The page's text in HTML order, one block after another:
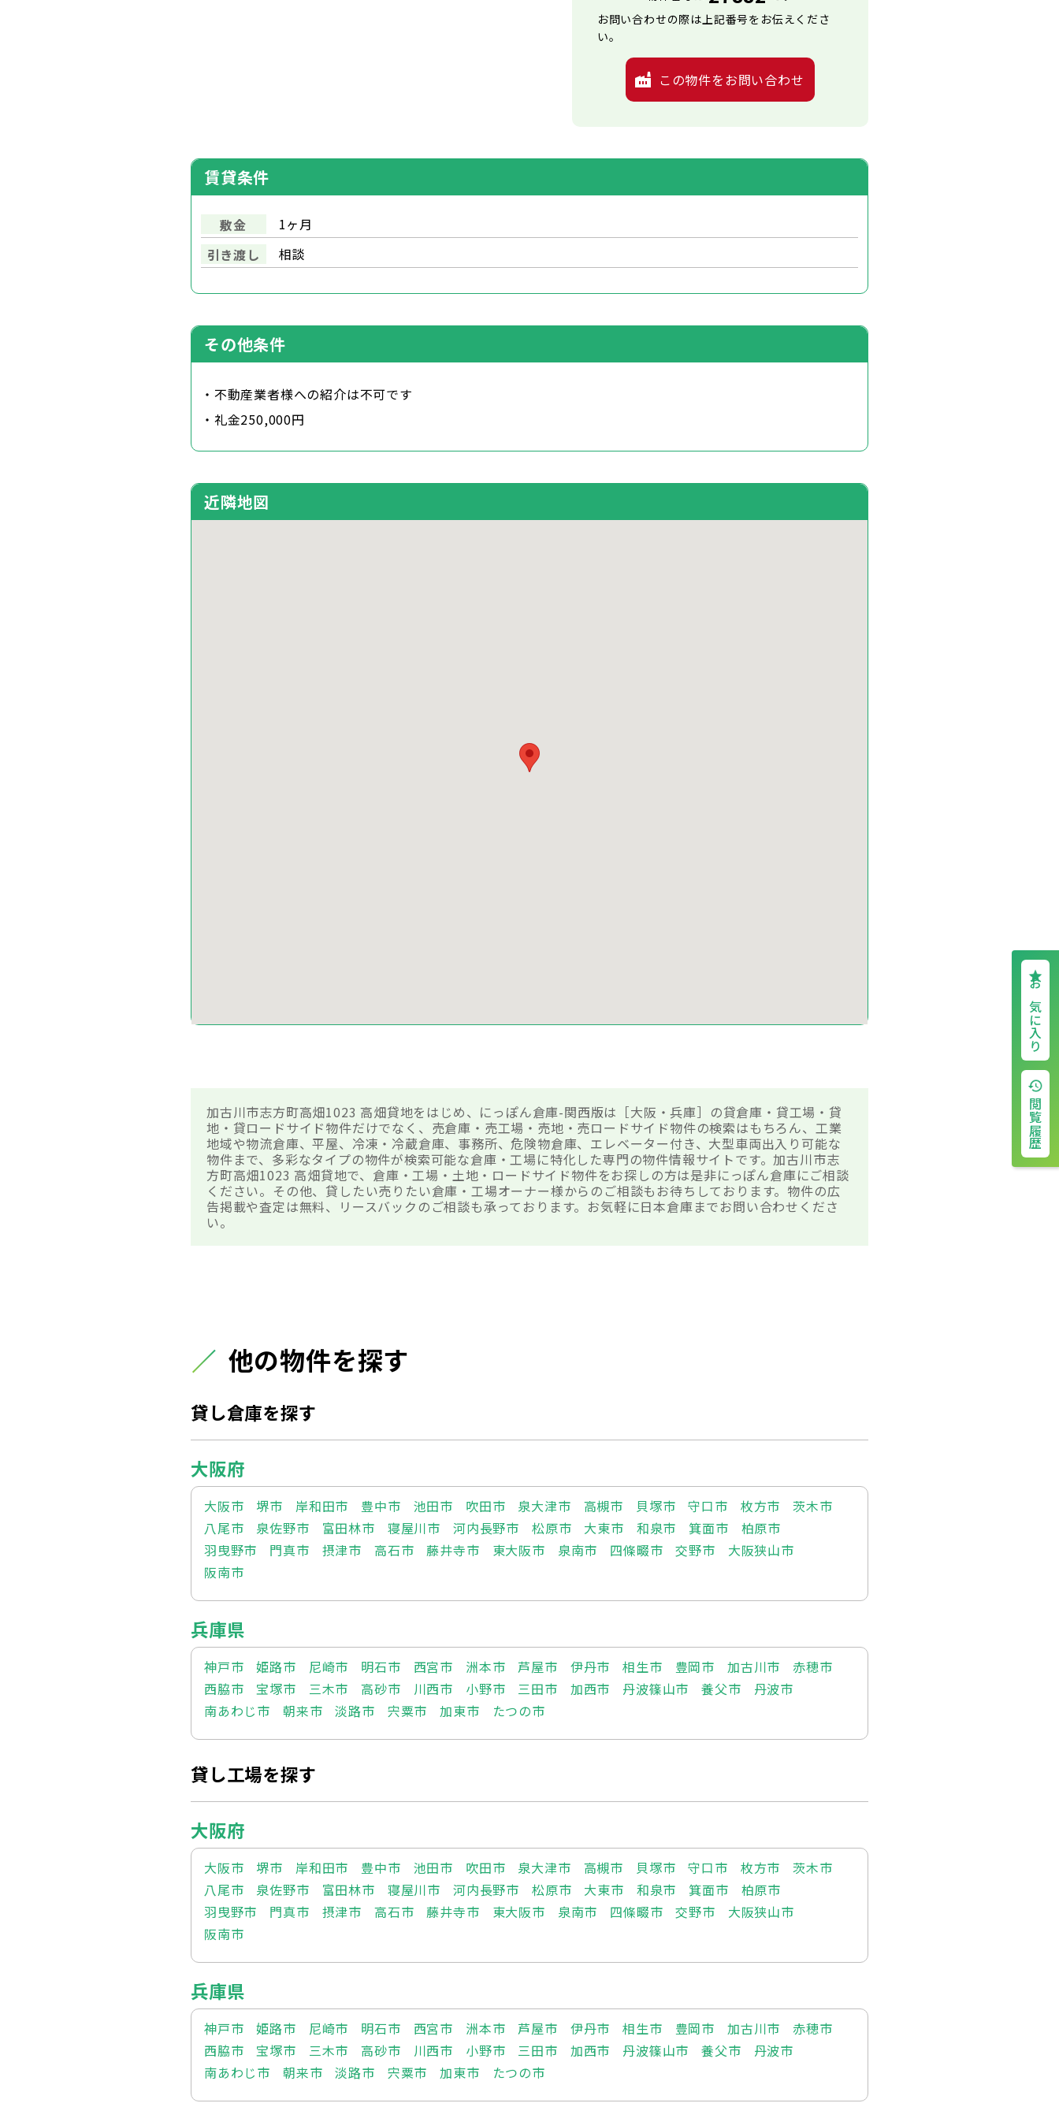
お気に入り
閲覧履歴
お問い合わせの際は上記番号をお伝えくださ
い。
この物件をお問い合わせ
賃貸条件
敷金
1ヶ月
引き渡し
相談
その他条件
・不動産業者様への紹介は不可です
・礼金250,000円
近隣地図
加古川市志方町高畑1023 高畑貸地をはじめ、にっぽん倉庫-関西版は［大阪・兵庫］の貸倉庫・貸工場・貸
地・貸ロードサイド物件だけでなく、売倉庫・売工場・売地・売ロードサイド物件の検索はもちろん、工業
地域や物流倉庫、平屋、冷凍・冷蔵倉庫、事務所、危険物倉庫、エレベーター付き、大型車両出入り可能な
物件まで、多彩なタイプの物件が検索可能な倉庫・工場に特化した専門の物件情報サイトです。加古川市志
方町高畑1023 高畑貸地で、倉庫・工場・土地・ロードサイド物件をお探しの方は是非にっぽん倉庫にご相談
ください。その他、貸したい売りたい倉庫・工場オーナー様からのご相談もお待ちしております。物件の広
告掲載や査定は無料、リースバックのご相談も承っております。お気軽に日本倉庫までお問い合わせくださ
い。
他の物件を探す
貸し倉庫を探す
大阪府
大阪市 堺市 岸和田市 豊中市 池田市 吹田市 泉大津市 高槻市 貝塚市 守口市 枚方市
茨木市
八尾市
泉佐野市 富田林市 寝屋川市 河内長野市 松原市 大東市 和泉市 箕面市
柏原市
羽曳野市
門真市 摂津市 高石市 藤井寺市 東大阪市 泉南市 四條畷市 交野市
大阪狭山市
阪南市
兵庫県
神戸市 姫路市 尼崎市 明石市 西宮市 洲本市 芦屋市 伊丹市 相生市 豊岡市 加古川市
赤穂市
西脇市
宝塚市 三木市 高砂市 川西市 小野市 三田市 加西市 丹波篠山市 養父市
丹波市
南あわじ市
朝来市 淡路市 宍粟市 加東市 たつの市
貸し工場を探す
大阪府
大阪市 堺市 岸和田市 豊中市 池田市 吹田市 泉大津市 高槻市 貝塚市 守口市 枚方市
茨木市
八尾市
泉佐野市 富田林市 寝屋川市 河内長野市 松原市 大東市 和泉市 箕面市
柏原市
羽曳野市
門真市 摂津市 高石市 藤井寺市 東大阪市 泉南市 四條畷市 交野市
大阪狭山市
阪南市
兵庫県
神戸市 姫路市 尼崎市 明石市 西宮市 洲本市 芦屋市 伊丹市 相生市 豊岡市 加古川市
赤穂市
西脇市
宝塚市 三木市 高砂市 川西市 小野市 三田市 加西市 丹波篠山市 養父市
丹波市
南あわじ市
朝来市 淡路市 宍粟市 加東市 たつの市